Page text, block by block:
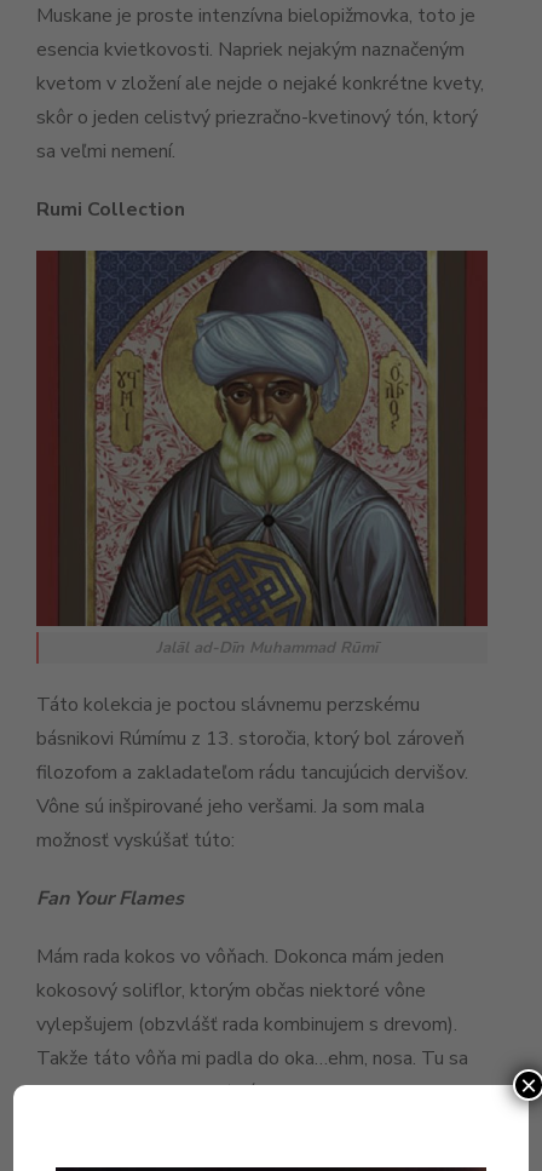
Muskane je proste intenzívna bielopižmovka, toto je
esencia kvietkovosti. Napriek nejakým naznačeným
kvetom v zložení ale nejde o nejaké konkrétne kvety,
skôr o jeden celistvý priezračno-kvetinový tón, ktorý
sa veľmi nemení.
Rumi Collection
Jalāl ad-Dīn Muhammad Rūmī
Táto kolekcia je poctou slávnemu perzskému
básnikovi Rúmímu z 13. storočia, ktorý bol zároveň
filozofom a zakladateľom rádu tancujúcich dervišov.
Vône sú inšpirované jeho veršami. Ja som mala
možnosť vyskúšať túto:
Fan Your Flames
Mám rada kokos vo vôňach. Dokonca mám jeden
kokosový soliflor, ktorým občas niektoré vône
vylepšujem (obzvlášť rada kombinujem s drevom).
Takže táto vôňa mi padla do oka…ehm, nosa. Tu sa
niekto rozhodol spraviť pánsku verziu Habanity
s tabakom nevyzerajú na prvý pohľad ako veľmi
×